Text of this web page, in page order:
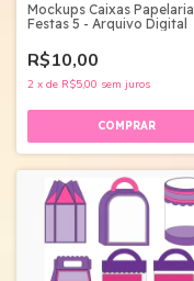
Mockups Caixas Papelaria
Festas 5 - Arquivo Digital
R$10,00
2 x de R$5,00 sem juros